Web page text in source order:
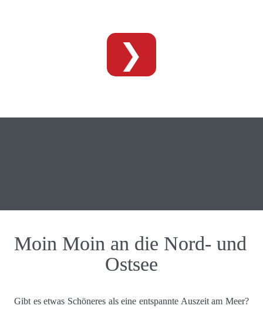
❯
Moin Moin an die Nord- und
Ostsee
Gibt es etwas Schöneres als eine entspannte Auszeit am Meer?